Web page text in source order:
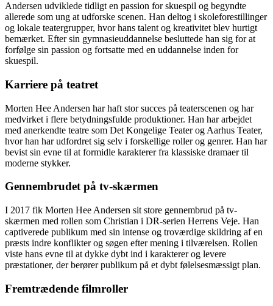
Andersen udviklede tidligt en passion for skuespil og begyndte
allerede som ung at udforske scenen. Han deltog i skoleforestillinger
og lokale teatergrupper, hvor hans talent og kreativitet blev hurtigt
bemærket. Efter sin gymnasieuddannelse besluttede han sig for at
forfølge sin passion og fortsatte med en uddannelse inden for
skuespil.
Karriere på teatret
Morten Hee Andersen har haft stor succes på teaterscenen og har
medvirket i flere betydningsfulde produktioner. Han har arbejdet
med anerkendte teatre som Det Kongelige Teater og Aarhus Teater,
hvor han har udfordret sig selv i forskellige roller og genrer. Han har
bevist sin evne til at formidle karakterer fra klassiske dramaer til
moderne stykker.
Gennembrudet på tv-skærmen
I 2017 fik Morten Hee Andersen sit store gennembrud på tv-
skærmen med rollen som Christian i DR-serien Herrens Veje. Han
captiverede publikum med sin intense og troværdige skildring af en
præsts indre konflikter og søgen efter mening i tilværelsen. Rollen
viste hans evne til at dykke dybt ind i karakterer og levere
præstationer, der berører publikum på et dybt følelsesmæssigt plan.
Fremtrædende filmroller